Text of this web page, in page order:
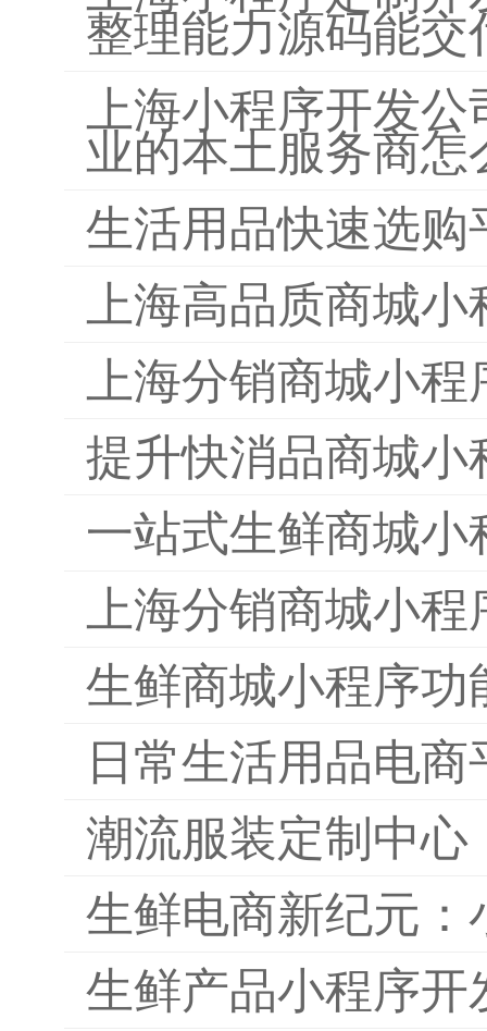
整理能力源码能交
上海小程序开发
业的本土服务商怎
生活用品快速选购
上海高品质商城
上海分销商城小
提升快消品商城
一站式生鲜商城小
上海分销商城小
生鲜商城小程序功
日常生活用品电
潮流服装定制中心
生鲜电商新纪元
生鲜产品小程序开